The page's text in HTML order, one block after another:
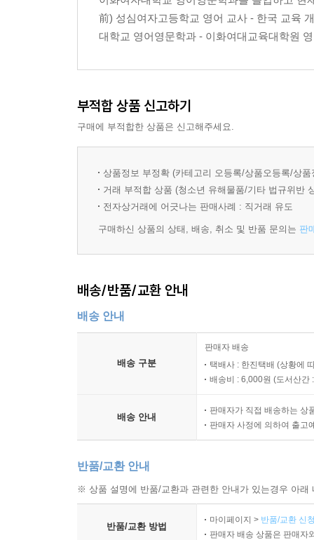
4. 동사
?연습문제
?연습문제
point 단원정리와 수능기출문제
01. 단순 시제(현재, 과거, 미래)
?연습문제
02. 진행 시제(현재 진행, 과거 진행, 미래 진행)
?연습문제
point 단원정리와 수능기출문제
6. 조동사
01. can, may, will, must, should
?연습문제
03. 기타 조동사의 용법
7. 태
01. 능동태와 수동태
?연습문제
02. 4형식과 5형식의 수동태
前) 성심여자고등학교 영어 교사 - 한국 교육
대학교 영어영문학과 - 이화여대교육대학원
부적합 상품 신고하기
구매에 부적합한 상품은 신고해주세요.
상품정보 부정확 (카테고리 오등록/상품오등록/상
거래 부적합 상품 (청소년 유해물품/기타 법규위반
전자상거래에 어긋나는 판매사례 : 직거래 유도
구매하신 상품의 상태, 배송, 취소 및 반품 문의는 판
배송/반품/교환 안내
배송 안내
배송 구분
판매자 배송
택배사 : 한진택배 (상황에
배송비 : 6,000원 (도서산간
배송 안내
판매자가 직접 배송하는 상
판매자 사정에 의하여 출고
반품/교환 안내
※ 상품 설명에 반품/교환과 관련한 안내가 있는경우 아
반품/교환 방법
마이페이지 > 반품/교환 신
판매자 배송 상품은 판매자